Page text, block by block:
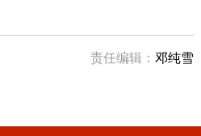
责任编辑：邓纯雪